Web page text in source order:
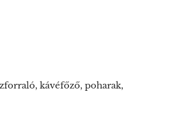
kávéfőző, poharak,